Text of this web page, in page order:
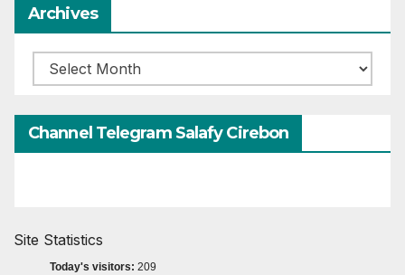
Archives
Archives
Channel Telegram Salafy Cirebon
Site Statistics
Today's visitors: 209